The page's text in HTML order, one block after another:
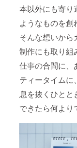
本以外にも寄り
ようなものを創
そんな想いから
制作にも取り組
仕事の合間に、
ティータイムに、
息を抜くひとと
できたら何より